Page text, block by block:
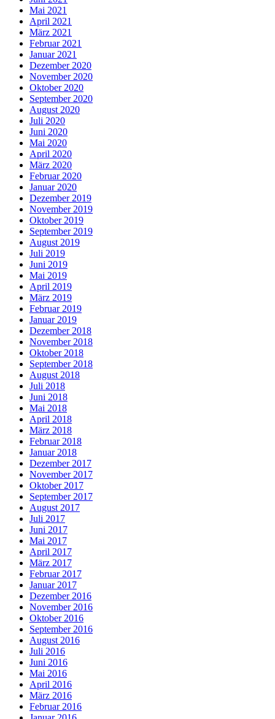
Mai 2021
April 2021
März 2021
Februar 2021
Januar 2021
Dezember 2020
November 2020
Oktober 2020
September 2020
August 2020
Juli 2020
Juni 2020
Mai 2020
April 2020
März 2020
Februar 2020
Januar 2020
Dezember 2019
November 2019
Oktober 2019
September 2019
August 2019
Juli 2019
Juni 2019
Mai 2019
April 2019
März 2019
Februar 2019
Januar 2019
Dezember 2018
November 2018
Oktober 2018
September 2018
August 2018
Juli 2018
Juni 2018
Mai 2018
April 2018
März 2018
Februar 2018
Januar 2018
Dezember 2017
November 2017
Oktober 2017
September 2017
August 2017
Juli 2017
Juni 2017
Mai 2017
April 2017
März 2017
Februar 2017
Januar 2017
Dezember 2016
November 2016
Oktober 2016
September 2016
August 2016
Juli 2016
Juni 2016
Mai 2016
April 2016
März 2016
Februar 2016